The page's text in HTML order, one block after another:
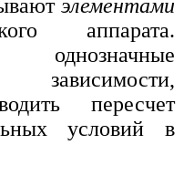
элементами
аппарата.
пересчет
условий в